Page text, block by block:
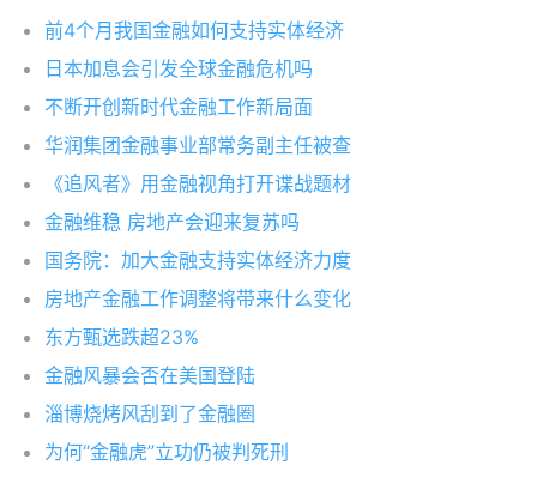
前4个月我国金融如何支持实体经济
日本加息会引发全球金融危机吗
不断开创新时代金融工作新局面
华润集团金融事业部常务副主任被查
《追风者》用金融视角打开谍战题材
金融维稳 房地产会迎来复苏吗
国务院：加大金融支持实体经济力度
房地产金融工作调整将带来什么变化
东方甄选跌超23%
金融风暴会否在美国登陆
淄博烧烤风刮到了金融圈
为何“金融虎”立功仍被判死刑